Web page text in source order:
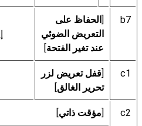
b7
[الحفاظ على
التعريض الضوئي
عند تغير الفتحة]
c1
[قفل تعريض لزر
تحرير الغالق]
c2
[مؤقت ذاتي]